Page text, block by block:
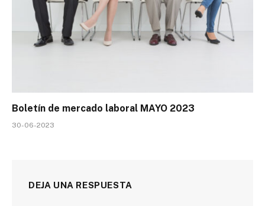
Boletín de mercado laboral MAYO 2023
30-06-2023
DEJA UNA RESPUESTA